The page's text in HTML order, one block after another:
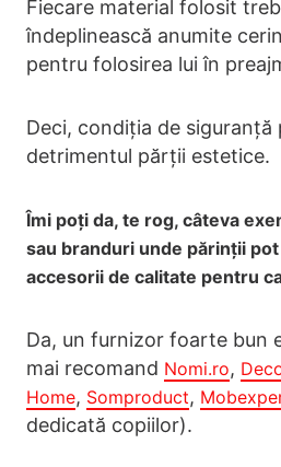
Fiecare material folosit
îndeplinească anumite
pentru folosirea lui în
Deci, condiția de siguranță
detrimentul părții estetice.
Îmi poți da, te rog, câteva
sau branduri unde părinții
accesorii de calitate pentru
Da, un furnizor foarte bun
mai recomand Nomi.ro,
Home, Somproduct,
dedicată copiilor).